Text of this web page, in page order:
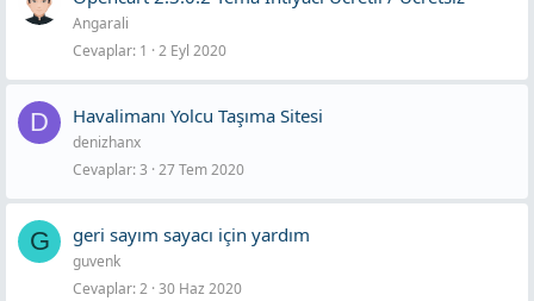
Angarali
Cevaplar 1 2 Eyl 2020
D Havalimanı Yolcu Taşıma Sitesi
denizhanx
Cevaplar 3 27 Tem 2020
G geri sayım sayacı için yardım
guvenk
Cevaplar 2 30 Haz 2020